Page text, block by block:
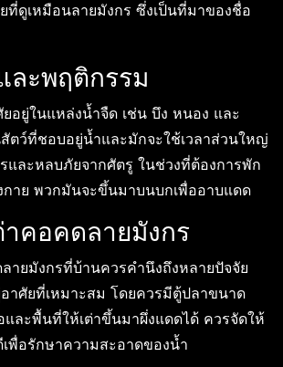
ที่ดูเหมือนลายมังกร ซึ่งเป็นที่มาของชื่อ
ละพฤติกรรม
อยู่ในแหล่งน้ำจืด เช่น บึง หนอง และ
ตว์ที่ชอบอยู่น้ำและมักจะใช้เวลาส่วนใหญ่
และหลบภัยจากศัตรู ในช่วงที่ต้องการพัก
าย พวกมันจะขึ้นมาบนบกเพื่ออาบแดด
าคอคดลายมังกร
ลายมังกรที่บ้านควรคำนึงถึงหลายปัจจัย
าศัยที่เหมาะสม โดยควรมีตู้ปลาขนาด
ละพื้นที่ให้เต่าขึ้นมาผึ่งแดดได้ ควรจัดให้
พื่อรักษาความสะอาดของน้ำ